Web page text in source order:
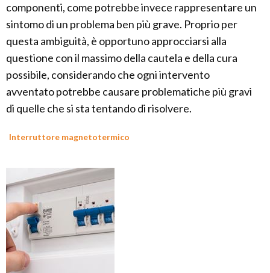
componenti, come potrebbe invece rappresentare un
sintomo di un problema ben più grave. Proprio per
questa ambiguità, è opportuno approcciarsi alla
questione con il massimo della cautela e della cura
possibile, considerando che ogni intervento
avventato potrebbe causare problematiche più gravi
di quelle che si sta tentando di risolvere.
Interruttore magnetotermico